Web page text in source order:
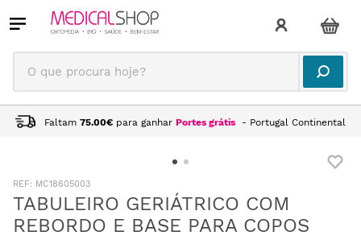
O que procura hoje?
Faltam 75.00€ para ganhar Portes grátis - Portugal Continental
: MC18605003
TABULEIRO GERIÁTRICO COM
REBORDO E BASE PARA COPOS